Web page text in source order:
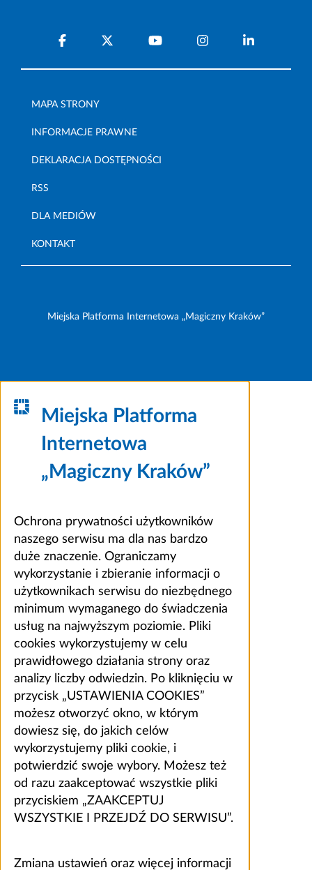
MAPA STRONY
INFORMACJE PRAWNE
DEKLARACJA DOSTĘPNOŚCI
RSS
DLA MEDIÓW
KONTAKT
Miejska Platforma Internetowa „Magiczny Kraków”
Miejska Platforma
Internetowa
„Magiczny Kraków”
Ochrona prywatności użytkowników
naszego serwisu ma dla nas bardzo
duże znaczenie. Ograniczamy
wykorzystanie i zbieranie informacji o
użytkownikach serwisu do niezbędnego
minimum wymaganego do świadczenia
usług na najwyższym poziomie. Pliki
cookies wykorzystujemy w celu
prawidłowego działania strony oraz
analizy liczby odwiedzin. Po kliknięciu w
przycisk „USTAWIENIA COOKIES”
możesz otworzyć okno, w którym
dowiesz się, do jakich celów
wykorzystujemy pliki cookie, i
potwierdzić swoje wybory. Możesz też
od razu zaakceptować wszystkie pliki
przyciskiem „ZAAKCEPTUJ
WSZYSTKIE I PRZEJDŹ DO SERWISU”.
Zmiana ustawień oraz więcej informacji